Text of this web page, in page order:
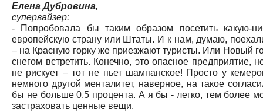
Елена Дубровина,
супервайзер:
- Попробовала бы таким образом посетить какую-
европейскую страну или Штаты. И к нам, думаю,
– на Красную горку же приезжают туристы. Или Новый
снегом встретить. Конечно, это опасное предприятие,
не рискует – тот не пьет шампанское! Просто у
немного другой менталитет, наверное, на такое
бы не больше 0,5 процента. А я бы - легко, тем более
застраховать ценные вещи.